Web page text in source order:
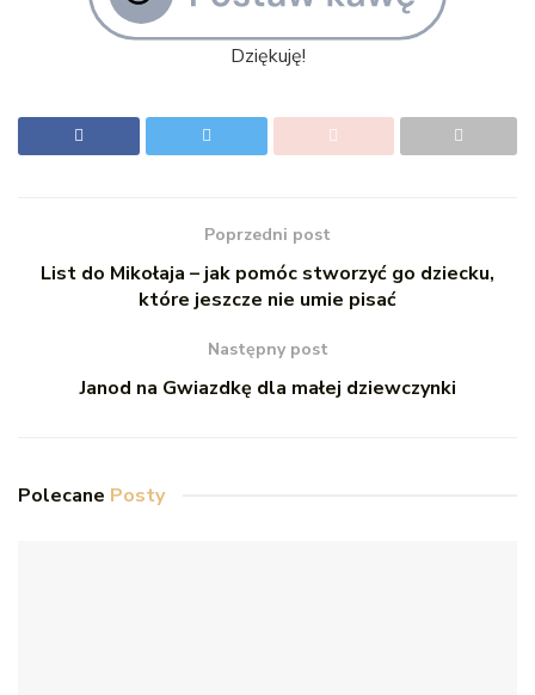
Dziękuję!
Poprzedni post
List do Mikołaja – jak pomóc stworzyć go dziecku,
które jeszcze nie umie pisać
Następny post
Janod na Gwiazdkę dla małej dziewczynki
Polecane Posty